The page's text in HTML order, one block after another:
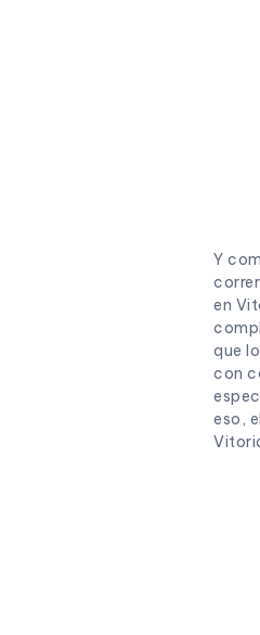
Y
en
que
con
eso,